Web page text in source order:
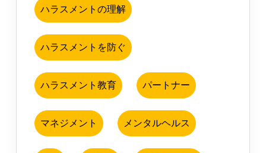
ハラスメントの理解
ハラスメントを防ぐ
ハラスメント教育 パートナー
マネジメント メンタルヘルス